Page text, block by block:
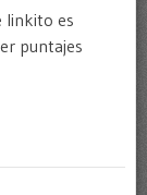
linkito es
puntajes